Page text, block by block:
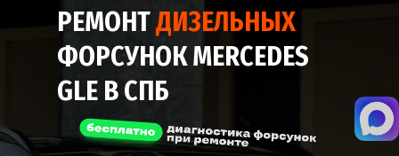
РЕМОНТДИЗЕЛЬНЫХ
ФОРСУНОК MERCEDES
GLE В СПБ